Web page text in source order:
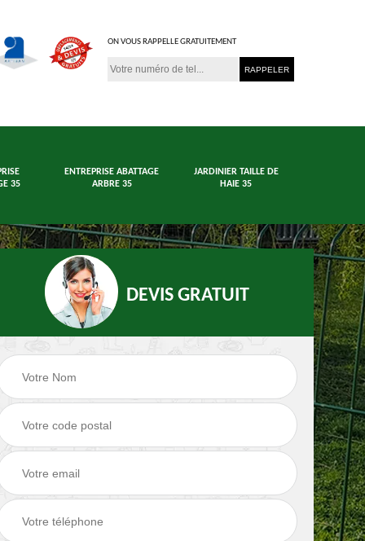
ON VOUS RAPPELLE GRATUITEMENT
35
ENTREPRISE ABATTAGE
ARBRE 35
JARDINIER TAILLE DE
HAIE 35
arbre et haie
Jardinier 35
DEVIS GRATUIT